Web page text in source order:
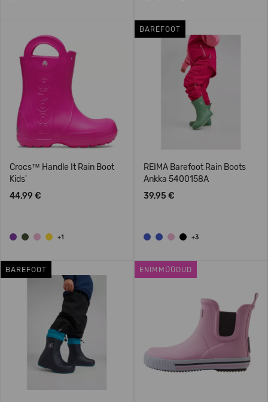
Crocs™ Handle It Rain Boot
Kids'
44,99 €
+1
BAREFOOT
REIMA Barefoot Rain Boots
Ankka 5400158A
39,95 €
+3
BAREFOOT ENIMMÜÜDUD